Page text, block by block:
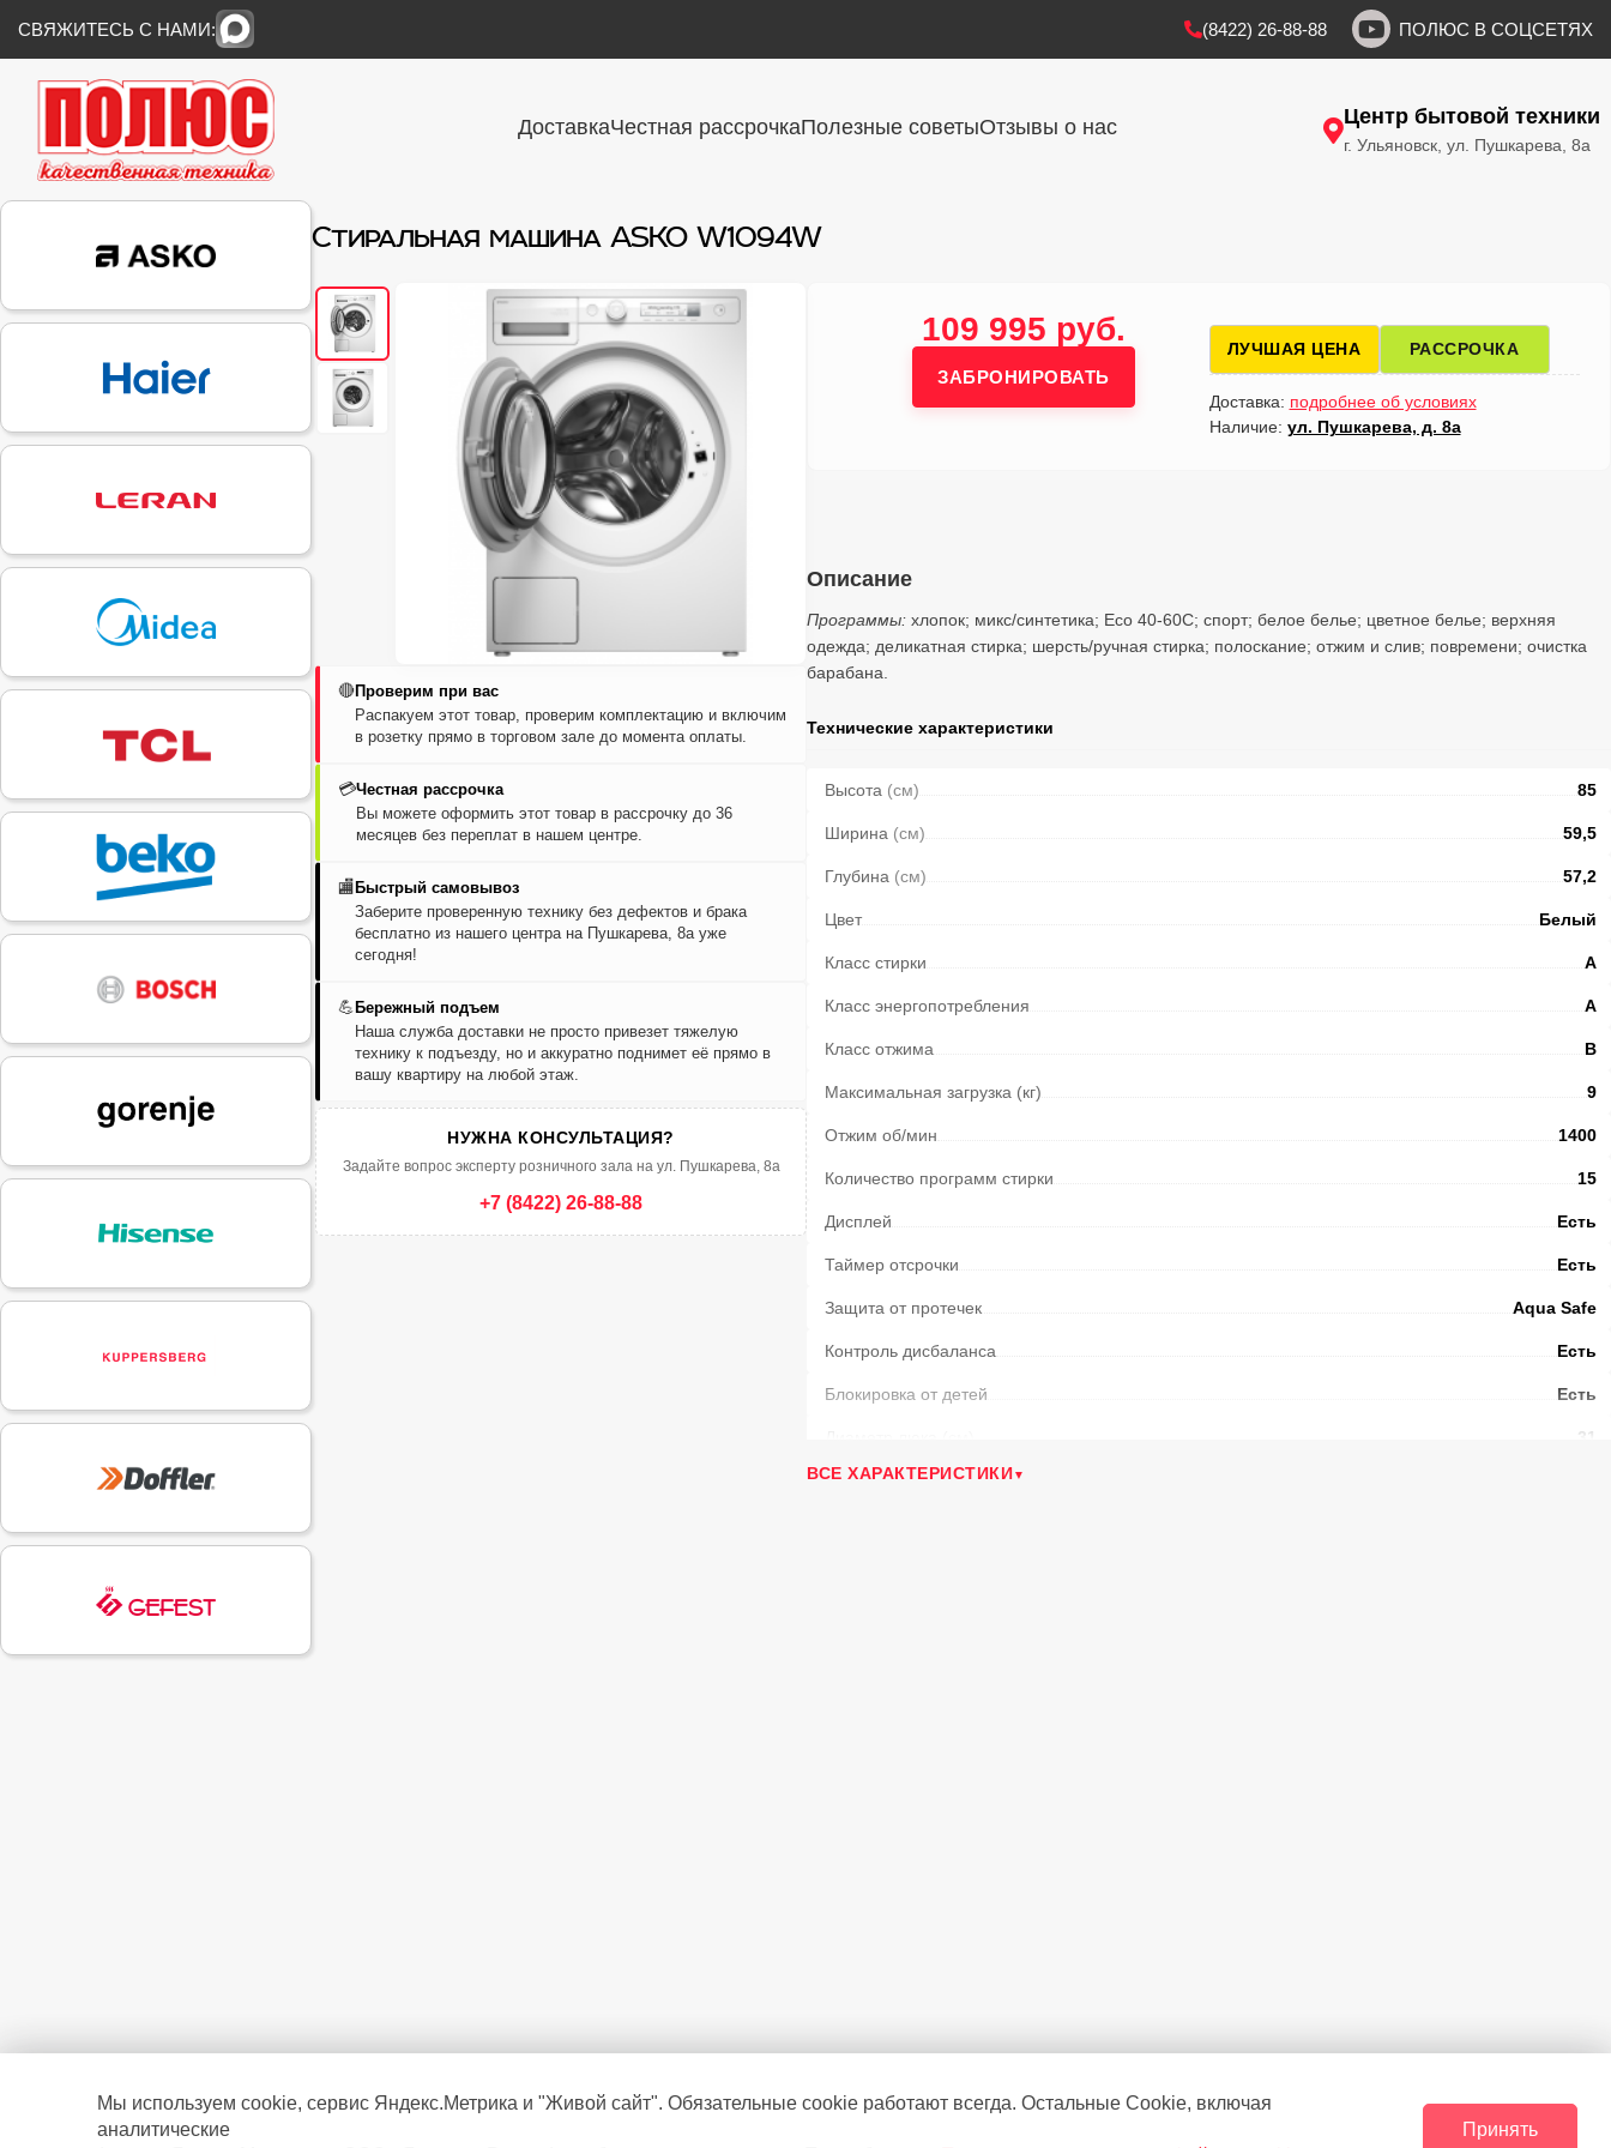
СВЯЖИТЕСЬ С НАМИ: (8422) 26-88-88 ПОЛЮС В СОЦСЕТЯХ
ДоставкаЧестная рассрочкаПолезные советыОтзывы о нас Центр бытовой техники
г. Ульяновск, ул. Пушкарева, 8а
Стиральная машина ASKO W1094W
🔴Проверим при вас
Распакуем этот товар, проверим комплектацию и включим
в розетку прямо в торговом зале до момента оплаты.
💳Честная рассрочка
Вы можете оформить этот товар в рассрочку до 36
месяцев без переплат в нашем центре.
🏬 Быстрый самовывоз
Заберите проверенную технику без дефектов и брака
бесплатно из нашего центра на Пушкарева, 8а уже
сегодня!
💪 Бережный подъем
Наша служба доставки не просто привезет тяжелую
технику к подъезду, но и аккуратно поднимет её прямо в
вашу квартиру на любой этаж.
НУЖНА КОНСУЛЬТАЦИЯ?
Задайте вопрос эксперту розничного зала на ул. Пушкарева, 8а
+7 (8422) 26-88-88
109 995 руб.
ЗАБРОНИРОВАТЬ
ЛУЧШАЯ ЦЕНА РАССРОЧКА
Доставка: подробнее об условиях
Наличие: ул. Пушкарева, д. 8а
Описание
Программы: хлопок; микс/синтетика; Есо 40-60С; спорт; белое белье; цветное белье; верхняя
одежда; деликатная стирка; шерсть/ручная стирка; полоскание; отжим и слив; повремени; очистка
барабана.
Технические характеристики
Высота (см) 85
Ширина (см) 59,5
Глубина (см) 57,2
Цвет Белый
Класс стирки A
Класс энергопотребления A
Класс отжима B
Максимальная загрузка (кг) 9
Отжим об/мин 1400
Количество программ стирки 15
Дисплей Есть
Таймер отсрочки Есть
Защита от протечек Aqua Safe
Контроль дисбаланса Есть
Блокировка от детей Есть
31
Функция дозагрузки
ВСЕ ХАРАКТЕРИСТИКИ
Мы используем cookie, сервис Яндекс.Метрика и "Живой сайт". Обязательные cookie работают всегда. Остальные Сookie, включая
аналитические
Принять